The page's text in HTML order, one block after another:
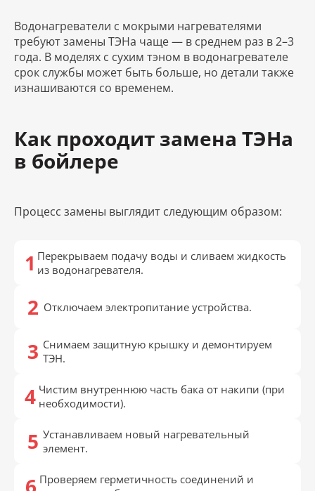
Водонагреватели с мокрыми нагревателями
требуют замены ТЭНа чаще — в среднем раз в 2–3
года. В моделях с сухим тэном в водонагревателе
срок службы может быть больше, но детали также
изнашиваются со временем.
Как проходит замена ТЭНа
в бойлере
Процесс замены выглядит следующим образом:
Перекрываем подачу воды и сливаем жидкость
из водонагревателя.
Отключаем электропитание устройства.
Снимаем защитную крышку и демонтируем
ТЭН.
Чистим внутреннюю часть бака от накипи (при
необходимости).
Устанавливаем новый нагревательный
элемент.
Проверяем герметичность соединений и